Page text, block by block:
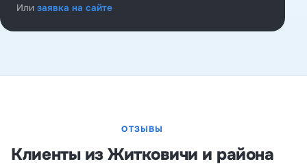
Или заявка на сайте
ОТЗЫВЫ
Клиенты из Житковичи и района